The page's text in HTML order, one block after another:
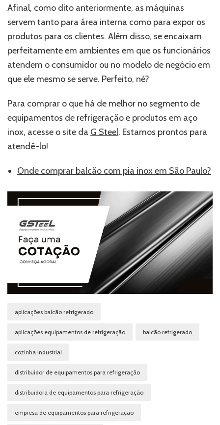
Afinal, como dito anteriormente, as máquinas
servem tanto para área interna como para expor os
produtos para os clientes. Além disso, se encaixam
perfeitamente em ambientes em que os funcionários
atendem o consumidor ou no modelo de negócio em
que ele mesmo se serve. Perfeito, né?
Para comprar o que há de melhor no segmento de
equipamentos de refrigeração e produtos em aço
inox, acesse o site da G Steel. Estamos prontos para
atendê-lo!
Onde comprar balcão com pia inox em São Paulo?
aplicações balcão refrigerado
aplicações equipamentos de refrigeração balcão refrigerado
cozinha industrial
distribuidor de equipamentos para refrigeração
distribuidora de equipamentos para refrigeração
empresa de equipamentos para refrigeração